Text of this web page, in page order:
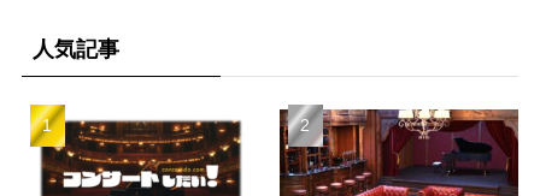
人気記事